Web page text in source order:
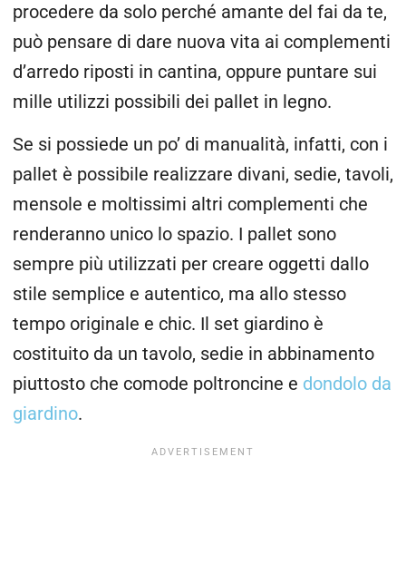
procedere da solo perché amante del fai da te,
può pensare di dare nuova vita ai complementi
d’arredo riposti in cantina, oppure puntare sui
mille utilizzi possibili dei pallet in legno.
Se si possiede un po’ di manualità, infatti, con i
pallet è possibile realizzare divani, sedie, tavoli,
mensole e moltissimi altri complementi che
renderanno unico lo spazio. I pallet sono
sempre più utilizzati per creare oggetti dallo
stile semplice e autentico, ma allo stesso
tempo originale e chic. Il set giardino è
costituito da un tavolo, sedie in abbinamento
piuttosto che comode poltroncine e dondolo da
giardino.